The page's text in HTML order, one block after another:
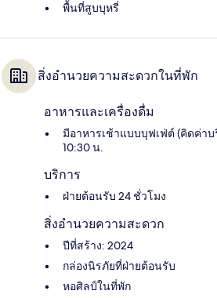
พื้นที่สูบบุหรี่
สิ่งอำนวยความสะดวกในที่พัก
อาหารและเครื่องดื่ม
มีอาหารเช้าแบบบุฟเฟ่ต์ (คิดค่าบ
10:30 น.
บริการ
ฝ่ายต้อนรับ 24 ชั่วโมง
สิ่งอำนวยความสะดวก
ปีที่สร้าง: 2024
กล่องนิรภัยที่ฝ่ายต้อนรับ
หอศิลป์ในที่พัก